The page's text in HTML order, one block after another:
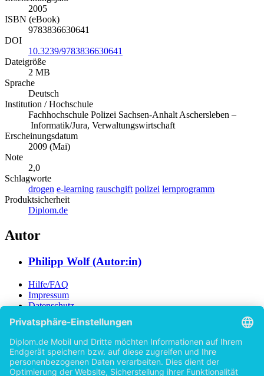
2005
ISBN (eBook)
9783836630641
DOI
10.3239/9783836630641
Dateigröße
2 MB
Sprache
Deutsch
Institution / Hochschule
Fachhochschule Polizei Sachsen-Anhalt Aschersleben –
Informatik/Jura, Verwaltungswirtschaft
Erscheinungsdatum
2009 (Mai)
Note
2,0
Schlagworte
drogen e-learning rauschgift polizei lernprogramm
Produktsicherheit
Diplom.de
Autor
Philipp Wolf (Autor:in)
Hilfe/FAQ
Impressum
Datenschutz
AGB
Vertrag widerrufen
Zur Desktop-Version
Copyright ©Imprint in der Bedey & Thoms Media GmbH
byOpen Publishing